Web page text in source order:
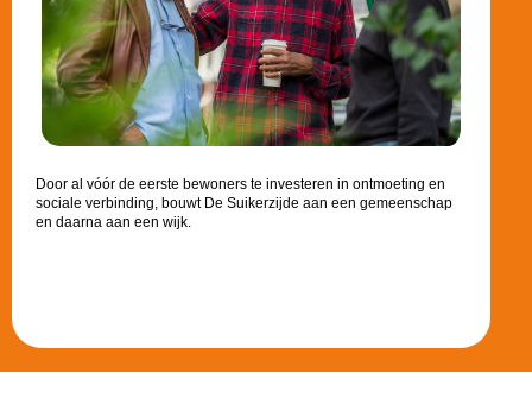
Door al vóór de eerste bewoners te investeren in ontmoeting en
sociale verbinding, bouwt De Suikerzijde aan een gemeenschap
en daarna aan een wijk.